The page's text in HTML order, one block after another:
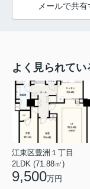
メールで共有
よく見られてい
江東区豊洲１丁目
2LDK (71.88㎡)
9,500万円